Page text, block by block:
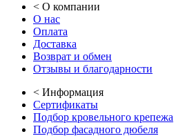
< О компании
О нас
Оплата
Доставка
Возврат и обмен
Отзывы и благодарности
< Информация
Сертификаты
Подбор кровельного крепежа
Подбор фасадного дюбеля